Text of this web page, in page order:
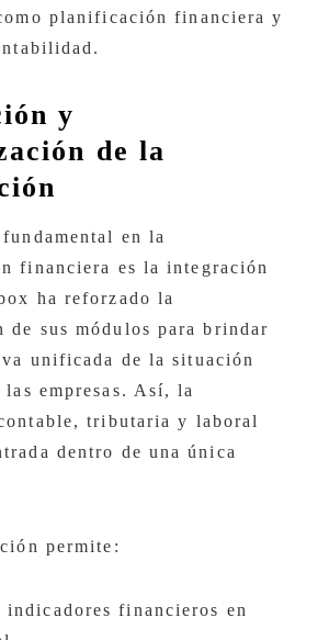
planificación financiera y
y
de la
en la
financiera es la integración
ha reforzado la
de sus módulos para brindar
unificada de la situación
empresas. Así, la
tributaria y laboral
dentro de una única
permite:
financieros en